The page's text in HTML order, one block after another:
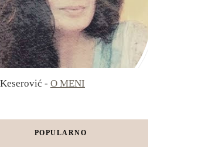
- O MENI
POPULARNO